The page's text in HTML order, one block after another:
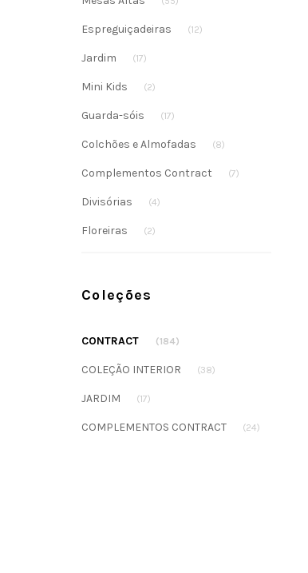
Espreguiçadeiras (12)
Jardim (17)
Mini Kids (2)
Guarda-sóis (17)
Colchões e Almofadas (8)
Complementos Contract (7)
Divisórias (4)
Floreiras (2)
Coleções
CONTRACT (184)
COLEÇÃO INTERIOR (38)
JARDIM (17)
COMPLEMENTOS CONTRACT (24)